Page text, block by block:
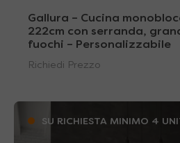
Gallura – Cucina
222cm con serranda,
fuochi – Personalizzabile
Richiedi Prezzo
SU RICHIESTA MINIMO 4